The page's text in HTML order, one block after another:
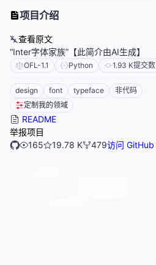
项目介绍
查看原文
“Inter字体家族”【此简介由AI生成】
OFL-1.1 Python 1.93 K提交数
design font typeface
非代码
定制我的领域
README
举报项目
165
19.78 K 479访问 GitHub